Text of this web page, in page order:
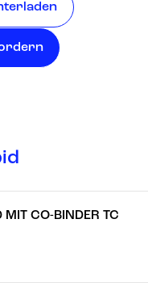
CO-BINDER TC